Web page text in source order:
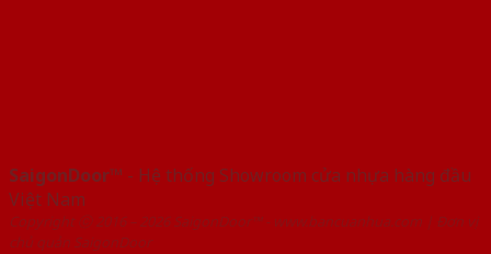
SaigonDoor™ - Hệ thống Showroom cửa nhựa hàng đầu
Việt Nam
Copyright ⓒ 2016 – 2026 SaigonDoor™ - www.bancuanhua.com | Đơn vị
chủ quản SaigonDoor